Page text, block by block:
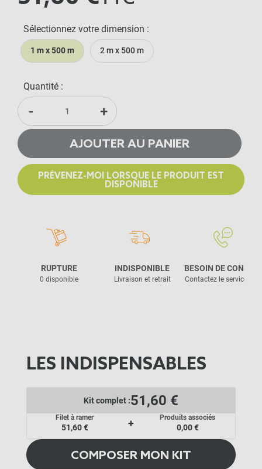
Sélectionnez votre dimension :
1 m x 500 m 2 m x 500 m
Quantité :
- +
AJOUTER AU PANIER
PRÉVENEZ-MOI LORSQUE LE PRODUIT EST
DISPONIBLE
RUPTURE
0 disponible
INDISPONIBLE
Livraison et retrait
BESOIN DE CONSEIL
Contactez le service
LES INDISPENSABLES
Kit complet :51,60 €
Filet à ramer
51,60 € +
Produits associés
0,00 €
COMPOSER MON KIT